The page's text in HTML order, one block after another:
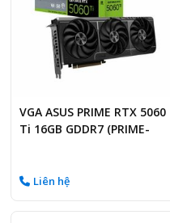
VGA ASUS PRIME RTX 5060
Ti 16GB GDDR7 (PRIME-
Liên hệ